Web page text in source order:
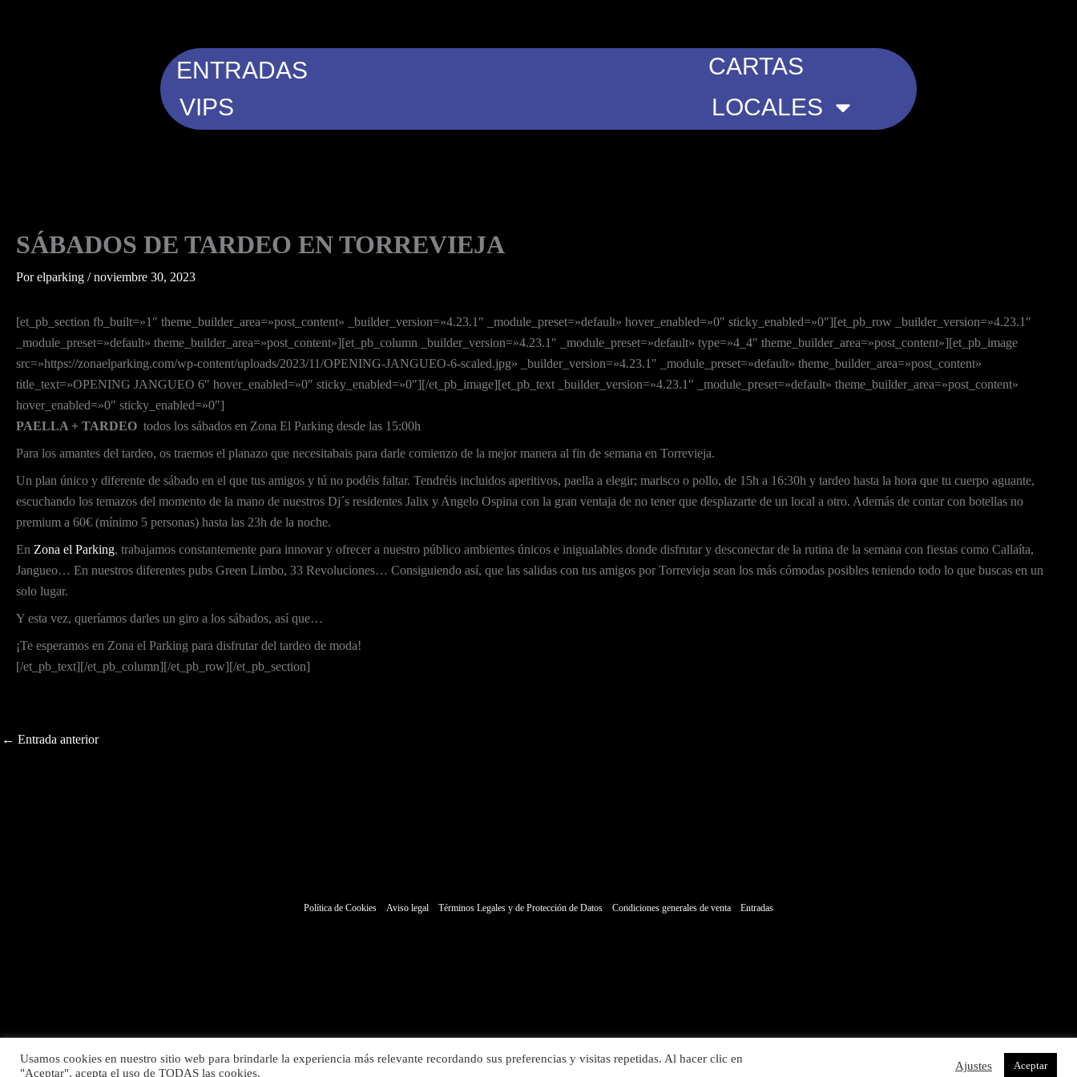
ENTRADAS
VIPS
CARTAS
LOCALES
SÁBADOS DE TARDEO EN TORREVIEJA
Porelparking /noviembre 30, 2023
[et_pb_section fb_built=»1″ theme_builder_area=»post_content» _builder_version=»4.23.1″ _module_preset=»default» hover_enabled=»0″ sticky_enabled=»0″][et_pb_row _builder_version=»4.23.1″
_module_preset=»default» theme_builder_area=»post_content»][et_pb_column _builder_version=»4.23.1″ _module_preset=»default» type=»4_4″ theme_builder_area=»post_content»][et_pb_image
src=»https://zonaelparking.com/wp-content/uploads/2023/11/OPENING-JANGUEO-6-scaled.jpg» _builder_version=»4.23.1″ _module_preset=»default» theme_builder_area=»post_content»
title_text=»OPENING JANGUEO 6″ hover_enabled=»0″ sticky_enabled=»0″][/et_pb_image][et_pb_text _builder_version=»4.23.1″ _module_preset=»default» theme_builder_area=»post_content»
hover_enabled=»0″ sticky_enabled=»0″]
PAELLA + TARDEO todos los sábados en Zona El Parking desde las 15:00h
Para los amantes del tardeo, os traemos el planazo que necesitabais para darle comienzo de la mejor manera al fin de semana en Torrevieja.
Un plan único y diferente de sábado en el que tus amigos y tú no podéis faltar. Tendréis incluidos aperitivos, paella a elegir; marisco o pollo, de 15h a 16:30h y tardeo hasta la hora que tu cuerpo aguante,
escuchando los temazos del momento de la mano de nuestros Dj´s residentes Jalix y Angelo Ospina con la gran ventaja de no tener que desplazarte de un local a otro. Además de contar con botellas no
premium a 60€ (mínimo 5 personas) hasta las 23h de la noche.
En Zona el Parking, trabajamos constantemente para innovar y ofrecer a nuestro público ambientes únicos e inigualables donde disfrutar y desconectar de la rutina de la semana con fiestas como Callaíta,
Jangueo… En nuestros diferentes pubs Green Limbo, 33 Revoluciones… Consiguiendo así, que las salidas con tus amigos por Torrevieja sean los más cómodas posibles teniendo todo lo que buscas en un
solo lugar.
Y esta vez, queríamos darles un giro a los sábados, así que…
¡Te esperamos en Zona el Parking para disfrutar del tardeo de moda!
[/et_pb_text][/et_pb_column][/et_pb_row][/et_pb_section]
← Entrada anterior
Política de Cookies Aviso legal Términos Legales y de Protección de Datos Condiciones generales de venta Entradas
Copyright © 2026 El Parking | Powered by Grupo Vela Beach
Usamos cookies en nuestro sitio web para brindarle la experiencia más relevante recordando sus preferencias y visitas repetidas. Al hacer clic en
"Aceptar", acepta el uso de TODAS las cookies.
Ajustes Aceptar